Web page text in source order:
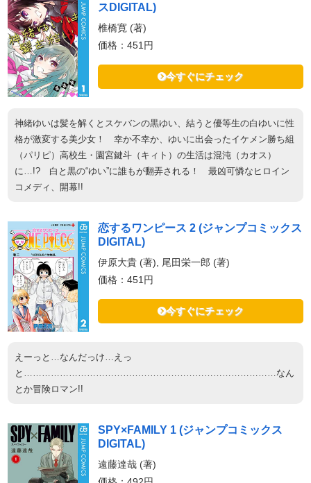
スDIGITAL)
椎橋寛 (著)
価格：451円
今すぐにチェック
神緒ゆいは髪を解くとスケバンの黒ゆい、結うと優等生の白ゆいに性
格が激変する美少女！ 幸か不幸か、ゆいに出会ったイケメン勝ち組
（パリピ）高校生・園宮鍵斗（キィト）の生活は混沌（カオス）
に…!? 白と黒の“ゆい”に誰もが翻弄される！ 最凶可憐なヒロイン
コメディ、開幕!!
恋するワンピース 2 (ジャンプコミックス
DIGITAL)
伊原大貴 (著), 尾田栄一郎 (著)
価格：451円
今すぐにチェック
えーっと…なんだっけ…えっ
と…………………………………………………………………………なん
とか冒険ロマン!!
SPY×FAMILY 1 (ジャンプコミックス
DIGITAL)
遠藤達哉 (著)